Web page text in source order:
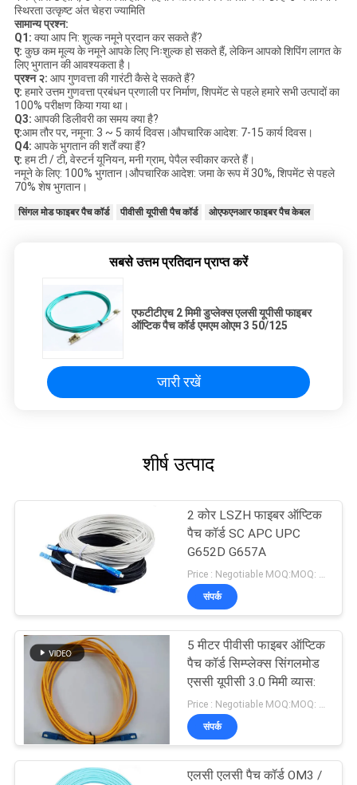
स्थिरता उत्कृष्ट अंत चेहरा ज्यामिति
सामान्य प्रश्न:
Q1: क्या आप नि: शुल्क नमूने प्रदान कर सकते हैं?
ए: कुछ कम मूल्य के नमूने आपके लिए निःशुल्क हो सकते हैं, लेकिन आपको शिपिंग लागत के
लिए भुगतान की आवश्यकता है।
प्रश्न २: आप गुणवत्ता की गारंटी कैसे दे सकते हैं?
ए: हमारे उत्तम गुणवत्ता प्रबंधन प्रणाली पर निर्माण, शिपमेंट से पहले हमारे सभी उत्पादों का
100% परीक्षण किया गया था।
Q3: आपकी डिलीवरी का समय क्या है?
ए:आम तौर पर, नमूना: 3 ~ 5 कार्य दिवस।औपचारिक आदेश: 7-15 कार्य दिवस।
Q4: आपके भुगतान की शर्तें क्या हैं?
ए: हम टी / टी, वेस्टर्न यूनियन, मनी ग्राम, पेपैल स्वीकार करते हैं।
नमूने के लिए: 100% भुगतान।औपचारिक आदेश: जमा के रूप में 30%, शिपमेंट से पहले
70% शेष भुगतान।
सिंगल मोड फाइबर पैच कॉर्ड पीवीसी यूपीसी पैच कॉर्ड ओएफएनआर फाइबर पैच केबल
सबसे उत्तम प्रतिदान प्राप्त करें
एफटीटीएच 2 मिमी डुप्लेक्स एलसी यूपीसी फाइबर
ऑप्टिक पैच कॉर्ड एमएम ओएम 3 50/125
जारी रखें
शीर्ष उत्पाद
2 कोर LSZH फाइबर ऑप्टिक
पैच कॉर्ड SC APC UPC
G652D G657A
Price : Negotiable MOQ:MOQ: 100 PCS
संपर्क
5 मीटर पीवीसी फाइबर ऑप्टिक
पैच कॉर्ड सिम्प्लेक्स सिंगलमोड
एससी यूपीसी 3.0 मिमी व्यास:
संपर्क
एलसी एलसी पैच कॉर्ड OM3 /